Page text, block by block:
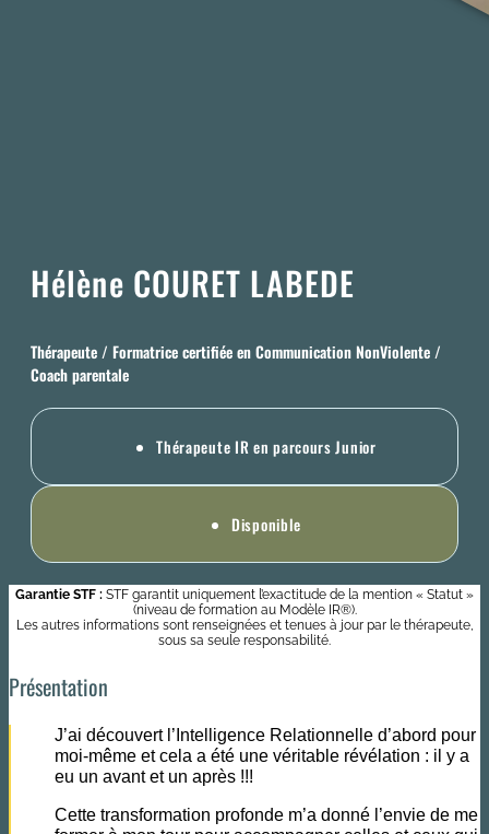
Hélène COURET LABEDE
Thérapeute / Formatrice certifiée en Communication NonViolente /
Coach parentale
Thérapeute IR en parcours Junior
Disponible
Garantie STF : STF garantit uniquement l’exactitude de la mention « Statut »
(niveau de formation au Modèle IR®).
Les autres informations sont renseignées et tenues à jour par le thérapeute,
sous sa seule responsabilité.
Présentation
J’ai découvert l’Intelligence Relationnelle d’abord pour
moi-même et cela a été une véritable révélation : il y a
eu un avant et un après !!!
Cette transformation profonde m’a donné l’envie de me